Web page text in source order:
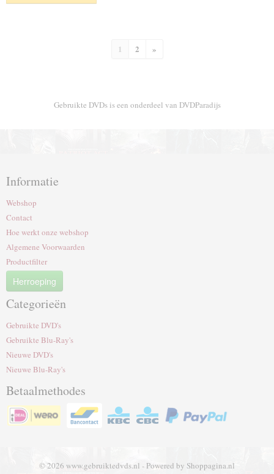
1 2 »
Gebruikte DVDs is een onderdeel van DVDParadijs
Informatie
Webshop
Contact
Hoe werkt onze webshop
Algemene Voorwaarden
Productfilter
Herroeping
Categorieën
Gebruikte DVD's
Gebruikte Blu-Ray's
Nieuwe DVD's
Nieuwe Blu-Ray's
Betaalmethodes
© 2026 www.gebruiktedvds.nl - Powered by Shoppagina.nl